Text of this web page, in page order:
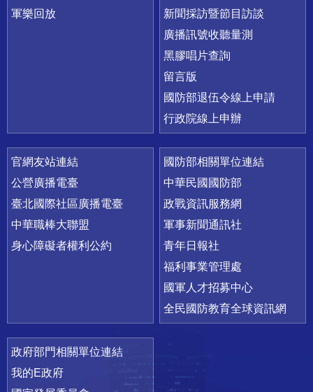
軍樂回放
新聞採訪暨節目訪談
廣播訊號收聽量測
黑膠唱片查詢
留言版
國防部退伍令線上申請
行政院線上申辦
官網友站連結
公營廣播電臺
臺北國際社區廣播電臺
中華職棒大聯盟
身心障礙者權利公約
國防部相關單位連結
中華民國國防部
政戰資訊服務網
軍事新聞通訊社
青年日報社
福利事業管理處
國軍人才招募中心
全民國防教育全球資訊網
政府部門相關單位連結
我的E政府